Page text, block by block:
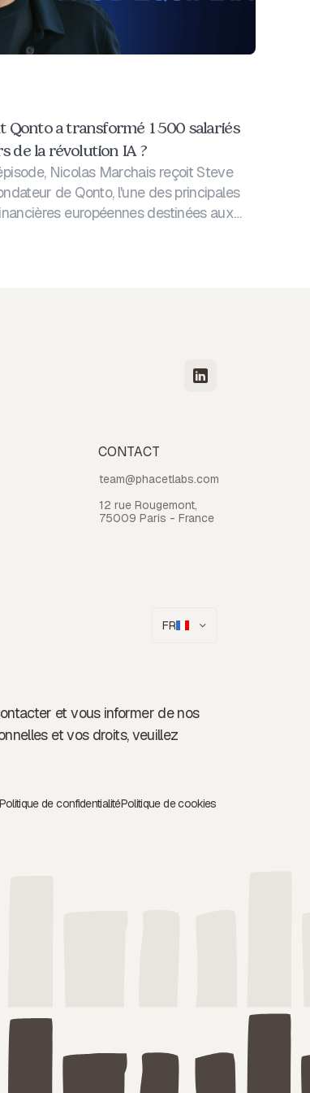
Qonto a transformé 1 500 salariés
de la révolution IA ?
Nicolas Marchais reçoit Steve
de Qonto, l'une des principales
européennes destinées aux
CONTACT
team@phacetlabs.com
12 rue Rougemont,
75009 Paris - France
FR
et vous informer de nos
et vos droits, veuillez
Politique de confidentialitéPolitique de cookies